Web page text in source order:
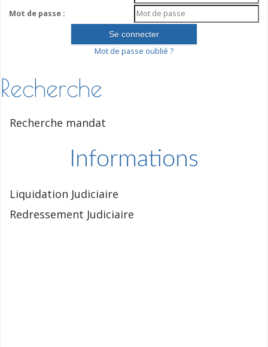
Mot de passe :
Mot de passe oublié ?
Recherche
Recherche mandat
Informations
Liquidation Judiciaire
Redressement Judiciaire